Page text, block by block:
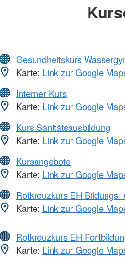
Gesundheitskurs
Karte: Link zur Google
Interner Kurs
Karte: Link zur Google
Kurs Sanitätsausbildung
Karte: Link zur Google
Kursangebote
Karte: Link zur Google
Rotkreuzkurs EH Bildungs-
Karte: Link zur Google
Rotkreuzkurs EH
Karte: Link zur Google